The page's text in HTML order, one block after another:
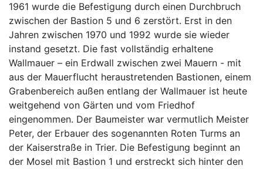
1961 wurde die Befestigung durch einen Durchbruch
zwischen der Bastion 5 und 6 zerstört. Erst in den
Jahren zwischen 1970 und 1992 wurde sie wieder
instand gesetzt. Die fast vollständig erhaltene
Wallmauer – ein Erdwall zwischen zwei Mauern - mit
aus der Mauerflucht heraustretenden Bastionen, einem
Grabenbereich außen entlang der Wallmauer ist heute
weitgehend von Gärten und vom Friedhof
eingenommen. Der Baumeister war vermutlich Meister
Peter, der Erbauer des sogenannten Roten Turms an
der Kaiserstraße in Trier. Die Befestigung beginnt an
der Mosel mit Bastion 1 und erstreckt sich hinter den